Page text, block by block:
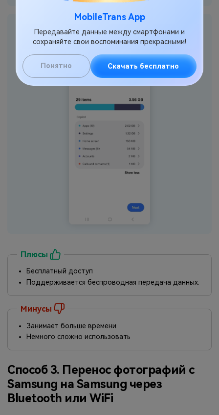
Шаг 5: Вот и все! Дождитесь появления на экране
уведомления и проверьте переданные данные.
Плюсы
Бесплатный доступ
Поддерживается беспроводная передача данных.
Минусы
Занимает больше времени
Немного сложно использовать
Способ 3. Перенос фотографий с
Samsung на Samsung через
Bluetooth или WiFi
MobileTrans App
Передавайте данные между смартфонами и
сохраняйте свои воспоминания прекрасными!
Понятно Скачать бесплатно